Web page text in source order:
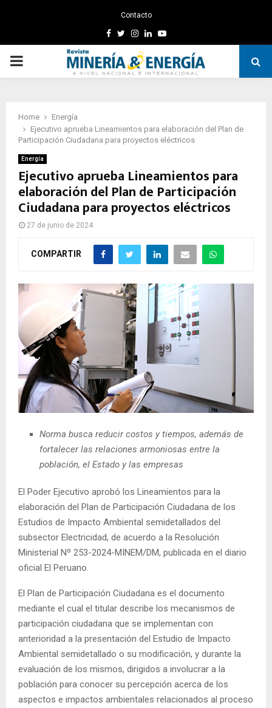
Contacto
Facebook
TwitterInstagram
LinkedinYoutube
PRIMARY
Home
Energía
Ejecutivo aprueba Lineamientos para elaboración del Plan de
Participación Ciudadana para proyectos eléctricos
Energía
Ejecutivo aprueba Lineamientos para
elaboración del Plan de Participación
Ciudadana para proyectos eléctricos
27 de junio de 2024
COMPARTIR
Norma busca reducir costos y tiempos, además de
fortalecer las relaciones armoniosas entre la
población, el Estado y las empresas
El Poder Ejecutivo aprobó los Lineamientos para la
elaboración del Plan de Participación Ciudadana de los
Estudios de Impacto Ambiental semidetallados del
subsector Electricidad, de acuerdo a la Resolución
Ministerial Nº 253-2024-MINEM/DM, publicada en el diario
oficial El Peruano.
El Plan de Participación Ciudadana es el documento
mediante el cual el titular describe los mecanismos de
participación ciudadana que se implementan con
anterioridad a la presentación del Estudio de Impacto
Ambiental semidetallado o su modificación, y durante la
evaluación de los mismos, dirigidos a involucrar a la
población para conocer su percepción acerca de los
aspectos e impactos ambientales relacionados al proceso